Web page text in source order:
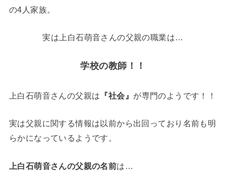
の4人家族。
実は上白石萌音さんの父親の職業は…
学校の教師！！
上白石萌音さんの父親は 『社会』 が専門のようです！！
実は父親に関する情報は以前から出回っており名前も明
らかになっているようです。
上白石萌音さんの父親の名前は…